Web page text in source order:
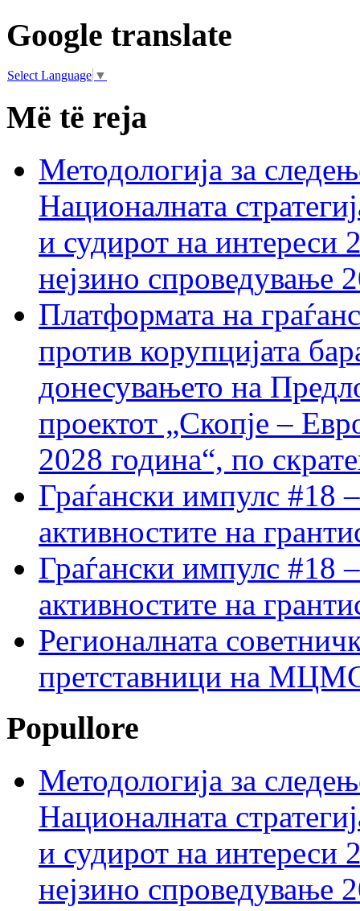
Google translate
Select Language ▼
Më të reja
Методологија за
Националната
и судирот на интереси
нејзино спроведување
Платформата на
против корупцијата
донесувањето на
проектот „Скопје –
2028 година“, по
Граѓански импулс #18
активностите на
Граѓански импулс #18
активностите на
Регионалната
претставници на МЦМС
Popullore
Методологија за
Националната
и судирот на интереси
нејзино спроведување